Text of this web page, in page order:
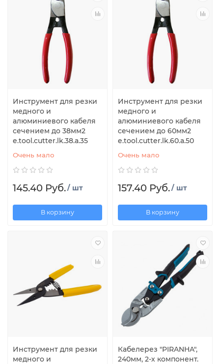
Инструмент для резки
медного и
алюминиевого кабеля
сечением до 38мм2
e.tool.cutter.lk.38.a.35
Очень мало
145.40 Руб./ шт
В корзину
Инструмент для резки
медного и
алюминиевого кабеля
сечением до 60мм2
e.tool.cutter.lk.60.a.50
Очень мало
157.40 Руб./ шт
В корзину
Инструмент для резки
медного и
Кабелерез "PIRANHA",
240мм, 2-х компонент.